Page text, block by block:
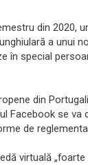
din 2020,
a unui
în special
din
Facebook se va
de
virtuală